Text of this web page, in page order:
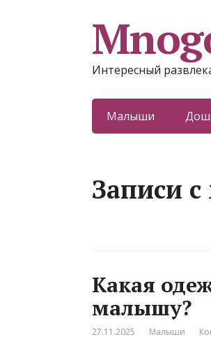
Интересный
Малыши
Записи с
Какая
малышу?
27.11.2025 Малыши